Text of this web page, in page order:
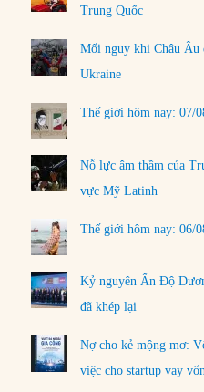
Trung Quốc
Mối nguy khi Châu Âu
Ukraine
Thế giới hôm nay: 07/
Nỗ lực âm thầm của
vực Mỹ Latinh
Thế giới hôm nay: 06/
Kỷ nguyên Ấn Độ
đã khép lại
Nợ cho kẻ mộng mơ:
việc cho startup vay